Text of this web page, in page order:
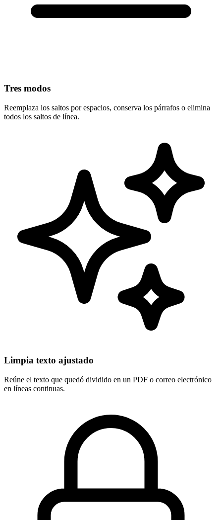
Tres modos
Reemplaza los saltos por espacios, conserva los párrafos o elimina
todos los saltos de línea.
Limpia texto ajustado
Reúne el texto que quedó dividido en un PDF o correo electrónico
en líneas continuas.